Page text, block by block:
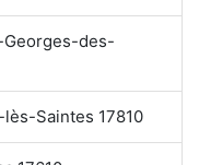
des-
Saintes 17810